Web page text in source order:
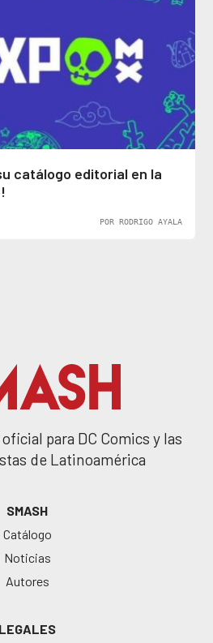
catálogo editorial en la
POR RODRIGO AYALA
para DC Comics y las
de Latinoamérica
SMASH
Catálogo
Noticias
Autores
LEGALES